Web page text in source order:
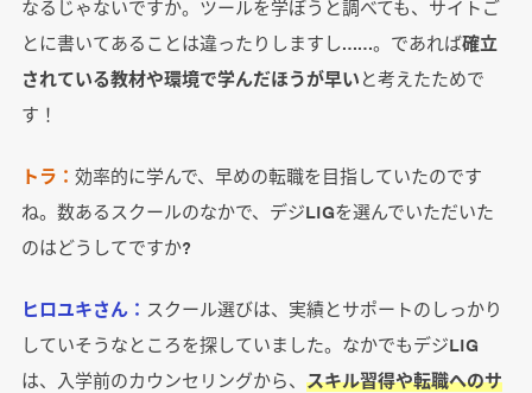
なるじゃないですか。ツールを学ぼうと調べても、サイトご
とに書いてあることは違ったりしますし……。であれば確立
されている教材や環境で学んだほうが早いと考えたためで
す！
トラ： 効率的に学んで、早めの転職を目指していたのです
ね。数あるスクールのなかで、デジLIGを選んでいただいた
のはどうしてですか?
ヒロユキさん： スクール選びは、実績とサポートのしっかり
していそうなところを探していました。なかでもデジLIG
は、入学前のカウンセリングから、 スキル習得や転職へのサ